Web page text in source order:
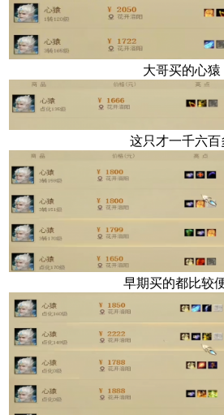
大哥买的心猿
这只才一千六百
早期买的都比较